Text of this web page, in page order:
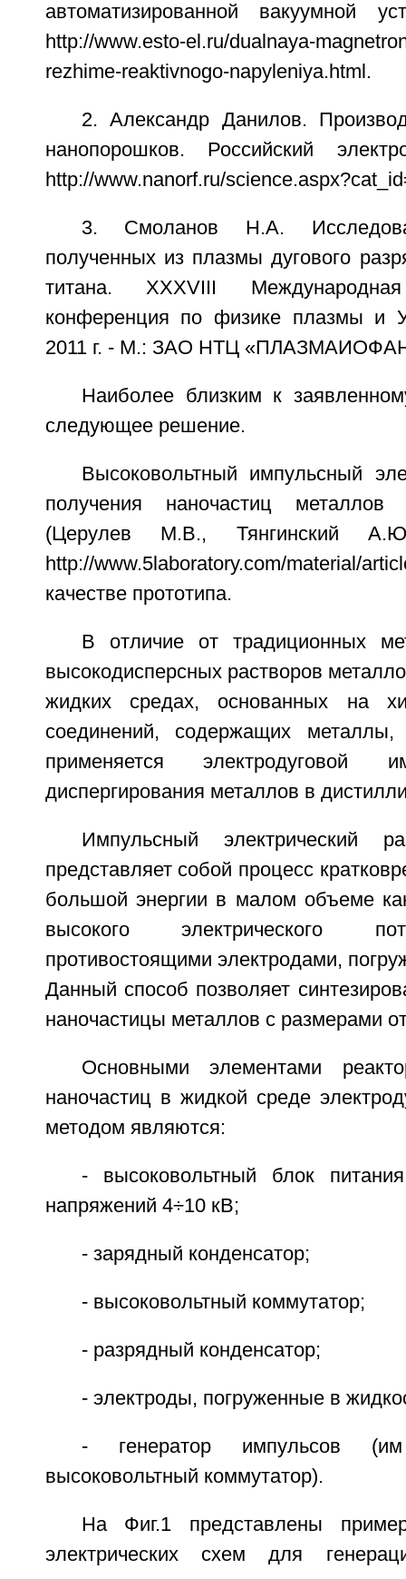
автоматизированной вакуумной
http://www.esto-el.ru/dualnaya-
rezhime-reaktivnogo-napyleniya.html.
2. Александр Данилов.
нанопорошков. Российский
http://www.nanorf.ru/
3. Смоланов Н.А.
полученных из плазмы дугового
титана. XXXVIII Международная
конференция по физике плазмы и
2011 г. - М.: ЗАО НТЦ
Наиболее близким к
следующее решение.
Высоковольтный импульсный
получения наночастиц
(Церулев М.В., Тянгинский
http://www.5laboratory.com/material/
качестве прототипа.
В отличие от традиционных
высокодисперсных растворов
жидких средах, основанных на
соединений, содержащих
применяется электродуговой
диспергирования металлов в
Импульсный электрический
представляет собой процесс
большой энергии в малом объеме
высокого электрического
противостоящими электродами,
Данный способ позволяет
наночастицы металлов с размерами
Основными элементами
наночастиц в жидкой среде
методом являются:
- высоковольтный блок
напряжений 4÷10 кВ;
- зарядный конденсатор;
- высоковольтный коммутатор;
- разрядный конденсатор;
- электроды, погруженные в
- генератор импульсов
высоковольтный коммутатор).
На Фиг.1 представлены
электрических схем для